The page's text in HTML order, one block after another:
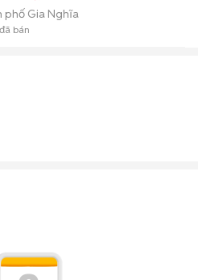
phố Gia Nghĩa
đã bán